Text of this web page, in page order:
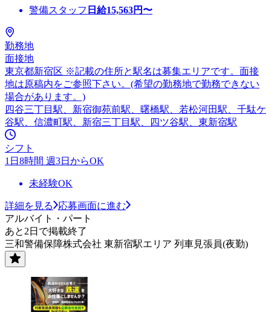
警備スタッフ 日給15,563円〜
勤務地
面接地
東京都新宿区 ※記載の住所と駅名は募集エリアです。面接
地は原稿内をご参照下さい。(希望の勤務地で勤務できない
場合があります。)
四谷三丁目駅、新宿御苑前駅、曙橋駅、若松河田駅、千駄ケ
谷駅、信濃町駅、新宿三丁目駅、四ツ谷駅、東新宿駅
シフト
1日8時間 週3日からOK
未経験OK
詳細を見る
応募画面に進む
アルバイト・パート
あと2日で掲載終了
三和警備保障株式会社 東新宿駅エリア 列車見張員(夜勤)